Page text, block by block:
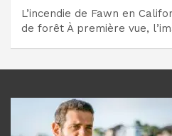
L’incendie de Fawn en
de forêt À première vue,